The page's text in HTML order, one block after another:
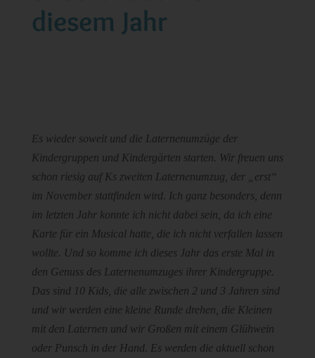
diesem Jahr
Es wieder soweit und die Laternenumzüge der
Kindergruppen und Kindergärten starten. Wir freuen uns
schon riesig auf Ks zweiten Laternenumzug, der „erst“
im November stattfinden wird. Ich ganz besonders, denn
im letzten Jahr konnte ich nicht dabei sein, da ich eine
Karte für ein Musical hatte, die ich nicht verfallen lassen
wollte. Und so komme ich dieses Jahr das erste Mal in
den Genuss des Laternenumzuges ihrer Kindergruppe.
Das sind 10 Kids, die alle zwischen 2 und 3 Jahren sind
und wir werden eine kleine Runde drehen, die Kleinen
mit den Laternen und wir Großen mit einem Glühwein
oder Punsch in der Hand. Es werden die aktuell schon